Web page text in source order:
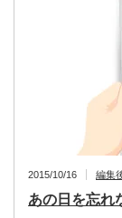
2015/10/16 編集
あの日を忘れ